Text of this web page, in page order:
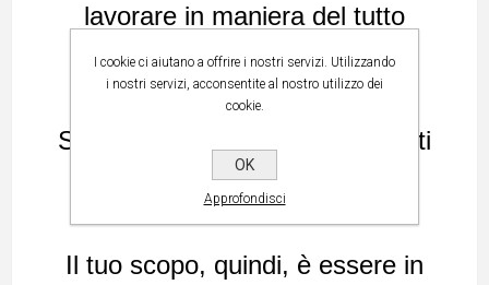
lavorare in maniera del tutto
indipendente
Se sei un libero professionista, ti
trovi costantemente in viaggio.
Il tuo scopo, quindi, è essere in
I cookie ci aiutano a offrire i nostri servizi. Utilizzando
i nostri servizi, acconsentite al nostro utilizzo dei
cookie.
OK
Approfondisci